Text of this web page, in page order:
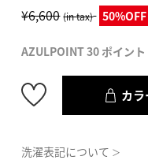
¥6,600 (in tax) 50%OFF
AZULPOINT 30 ポイント
カ
洗濯表記について ＞